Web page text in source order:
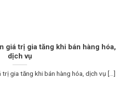
giá trị gia tăng khi bán hàng hóa,
dịch vụ
gia tăng khi bán hàng hóa, dịch vụ [...]